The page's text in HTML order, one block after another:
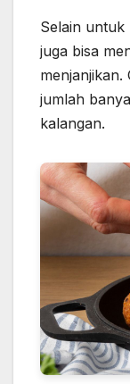
Selain
juga bisa
menjanjikan.
jumlah
kalangan.